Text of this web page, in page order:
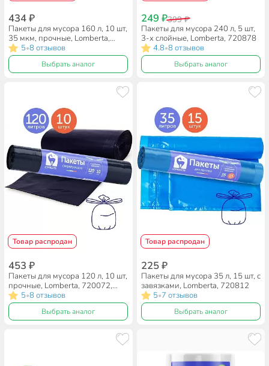
434 ₽
Пакеты для мусора 160 л, 10 шт,
35 мкм, прочные, Lomberta,
722557, черные
5•8 отзывов
Выбрать аналог
249 ₽399 ₽
Пакеты для мусора 240 л, 5 шт,
3-х слойные, Lomberta, 720878
4.8•8 отзывов
Выбрать аналог
Товар распродан
453 ₽
Пакеты для мусора 120 л, 10 шт,
прочные, Lomberta, 720072,
черные
5•8 отзывов
Выбрать аналог
Товар распродан
225 ₽
Пакеты для мусора 35 л, 15 шт, с
завязками, Lomberta, 720812
5•7 отзывов
Выбрать аналог